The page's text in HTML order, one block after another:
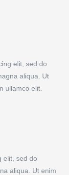
elit, sed do
aliqua. Ut
ullamco elit.
elit, sed do
aliqua. Ut enim